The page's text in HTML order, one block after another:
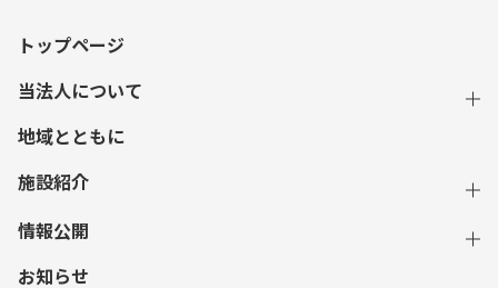
トップページ
当法人について
地域とともに
施設紹介
情報公開
お知らせ